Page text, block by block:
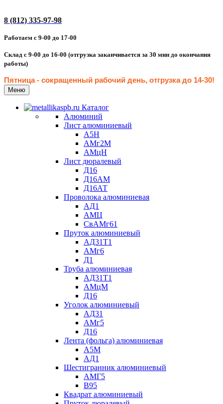
8 (812) 335-97-98
Работаем с 9-00 до 17-00
Склад с 9-00 до 16-00 (отгрузка заканчивается за 30 мин до окончания
работы)
Пятница - сокращенный рабочий день, отгрузка до 14-30!
Меню
Каталог
Алюминий
Лист алюминиевый
А5Н
АМг2М
АМцН
Лист дюралевый
Д16
Д16АМ
Д16АТ
Проволока алюминиевая
АД1
АМЦ
СвАМг61
Пруток алюминиевый
АД31Т1
АМг6
Д1
Труба алюминиевая
АД31Т1
АМцМ
Д16
Уголок алюминиевый
АД31
АМг5
Д16
Лента (фольга) алюминиевая
А5М
АД1
Шестигранник алюминиевый
АМГ5
В95
Квадрат алюминиевый